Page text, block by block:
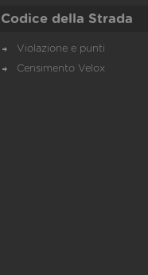
Codice della Strada
Violazione e punti
Censimento Velox